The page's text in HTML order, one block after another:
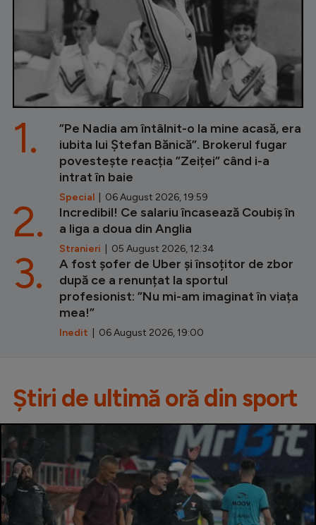
”Pe Nadia am întâlnit-o la mine acasă, era
iubita lui Ștefan Bănică”. Brokerul fugar
povestește reacția ”Zeiței” când i-a
intrat în baie
Special | 06 August 2026, 19:59
1.
Incredibil! Ce salariu încasează Coubiș în
a liga a doua din Anglia
Stranieri | 05 August 2026, 12:34
2.
A fost șofer de Uber și însoțitor de zbor
după ce a renunțat la sportul
profesionist: ”Nu mi-am imaginat în viața
mea!”
Inedit | 06 August 2026, 19:00
3.
Știri de ultimă oră din sport